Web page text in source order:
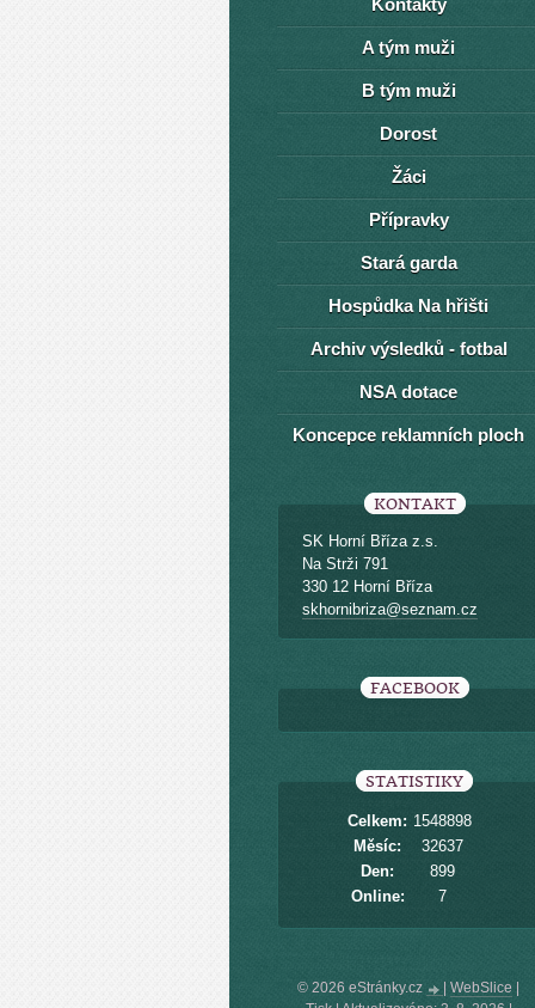
Kontakty
A tým muži
B tým muži
Dorost
Žáci
Přípravky
Stará garda
Hospůdka Na hřišti
Archiv výsledků - fotbal
NSA dotace
Koncepce reklamních ploch
KONTAKT
SK Horní Bříza z.s.
Na Strži 791
330 12 Horní Bříza
skhornibriza@seznam.cz
FACEBOOK
STATISTIKY
Online: 7
Celkem: 1548898
Měsíc:
32637
Den:
899
© 2026 eStránky.cz WebSlice